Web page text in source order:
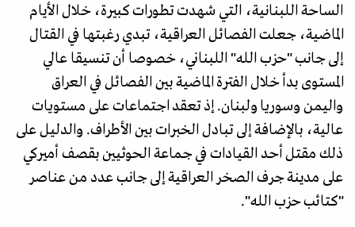
الساحة اللبنانية، التي شهدت تطورات كبيرة، خلال الأيام
الماضية، جعلت الفصائل العراقية، تبدي رغبتها في القتال
إلى جانب "حزب الله" اللبناني، خصوصا أن تنسيقا عالي
المستوى بدأ خلال الفترة الماضية بين الفصائل في العراق
واليمن وسوريا ولبنان. إذ تعقد اجتماعات على مستويات
عالية، بالإضافة إلى تبادل الخبرات بين الأطراف. والدليل على
ذلك مقتل أحد القيادات في جماعة الحوثيين بقصف أميركي
على مدينة جرف الصخر العراقية إلى جانب عدد من عناصر
"كتائب حزب الله".